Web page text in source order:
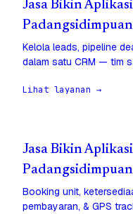
Jasa Bikin
Padangsidimpuan
Kelola leads, pipeline
dalam satu CRM — tim
Lihat layanan →
Jasa Bikin
Padangsidimpuan
Booking unit,
pembayaran, & GPS